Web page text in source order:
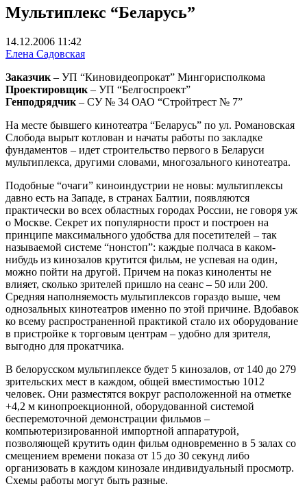
Мультиплекс “Беларусь”
14.12.2006 11:42
Елена Садовская
Заказчик – УП “Киновидеопрокат” Мингорисполкома
Проектировщик – УП “Белгоспроект”
Генподрядчик – СУ № 34 ОАО “Стройтрест № 7”
На месте бывшего кинотеатра “Беларусь” по ул. Романовская
Слобода вырыт котлован и начаты работы по закладке
фундаментов – идет строительство первого в Беларуси
мультиплекса, другими словами, многозального кинотеатра.
Подобные “очаги” киноиндустрии не новы: мультиплексы
давно есть на Западе, в странах Балтии, появляются
практически во всех областных городах России, не говоря уж
о Москве. Секрет их популярности прост и построен на
принципе максимального удобства для посетителей – так
называемой системе “нон­стоп”: каждые полчаса в каком­
нибудь из кинозалов крутится фильм, не успевая на один,
можно пойти на другой. Причем на показ киноленты не
влияет, сколько зрителей пришло на сеанс – 50 или 200.
Средняя наполняемость мультиплексов гораздо выше, чем
однозальных кинотеатров именно по этой причине. Вдобавок
ко всему распространенной практикой стало их оборудование
в пристройке к торговым центрам – удобно для зрителя,
выгодно для прокатчика.
В белорусском мультиплексе будет 5 кинозалов, от 140 до 279
зрительских мест в каждом, общей вместимостью 1012
человек. Они разместятся вокруг расположенной на отметке
+4,2 м кинопроекционной, оборудованной системой
бесперемоточной демонстрации фильмов –
компьютеризированной импортной аппаратурой,
позволяющей крутить один фильм одновременно в 5 залах со
смещением времени показа от 15 до 30 секунд либо
организовать в каждом кинозале индивидуальный просмотр.
Схемы работы могут быть разные.